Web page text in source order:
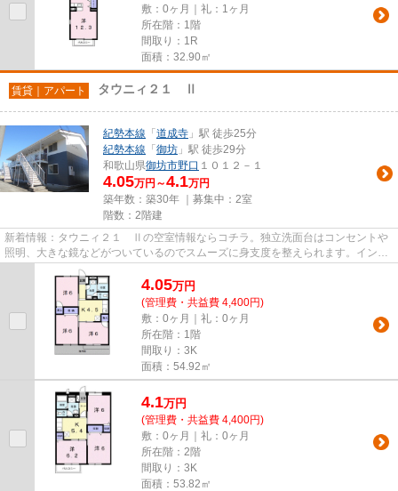
敷：0ヶ月｜礼：1ヶ月
所在階：1階
間取り：1R
面積：32.90㎡
賃貸｜アパート タウニィ２１ Ⅱ
紀勢本線 「 道成寺 」駅 徒歩25分
紀勢本線 「 御坊 」駅 徒歩29分
和歌山県御坊市野口 １０１２－１
4.05万円～4.1万円
築年数：築30年 ｜募集中： 2室
階数：2階建
新着情報：タウニィ２１ Ⅱの空室情報ならコチラ。独立洗面台はコンセントや
照明、大きな鏡などがついているのでスムーズに身支度を整えられます。インタ
ーホン越しに来訪者を確認でき...
4.05万円
(管理費・共益費 4,400円)
敷：0ヶ月｜礼：0ヶ月
所在階：1階
間取り：3K
面積：54.92㎡
4.1万円
(管理費・共益費 4,400円)
敷：0ヶ月｜礼：0ヶ月
所在階：2階
間取り：3K
面積：53.82㎡